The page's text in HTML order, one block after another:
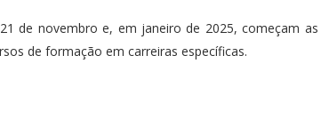
de novembro e, em janeiro de 2025, começam
de formação em carreiras específicas.